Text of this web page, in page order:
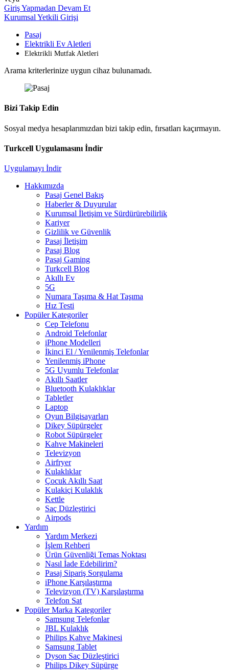
Giriş Yapmadan Devam Et
Kurumsal Yetkili Girişi
Pasaj
Elektrikli Ev Aletleri
Elektrikli Mutfak Aletleri
Arama kriterlerinize uygun cihaz bulunamadı.
Bizi Takip Edin
Sosyal medya hesaplarımızdan bizi takip edin, fırsatları kaçırmayın.
Turkcell Uygulamasını İndir
Uygulamayı İndir
Hakkımızda
Pasaj Genel Bakış
Haberler & Duyurular
Kurumsal İletişim ve Sürdürürebilirlik
Kariyer
Gizlilik ve Güvenlik
Pasaj İletişim
Pasaj Blog
Pasaj Gaming
Turkcell Blog
Akıllı Ev
5G
Numara Taşıma & Hat Taşıma
Hız Testi
Popüler Kategoriler
Cep Telefonu
Android Telefonlar
iPhone Modelleri
İkinci El / Yenilenmiş Telefonlar
Yenilenmiş iPhone
5G Uyumlu Telefonlar
Akıllı Saatler
Bluetooth Kulaklıklar
Tabletler
Laptop
Oyun Bilgisayarları
Dikey Süpürgeler
Robot Süpürgeler
Kahve Makineleri
Televizyon
Airfryer
Kulaklıklar
Çocuk Akıllı Saat
Kulakiçi Kulaklık
Kettle
Saç Düzleştirici
Airpods
Yardım
Yardım Merkezi
İşlem Rehberi
Ürün Güvenliği Temas Noktası
Nasıl İade Edebilirim?
Pasaj Sipariş Sorgulama
iPhone Karşılaştırma
Televizyon (TV) Karşılaştırma
Telefon Sat
Popüler Marka Kategoriler
Samsung Telefonlar
JBL Kulaklık
Philips Kahve Makinesi
Samsung Tablet
Dyson Saç Düzleştirici
Philips Dikey Süpürge